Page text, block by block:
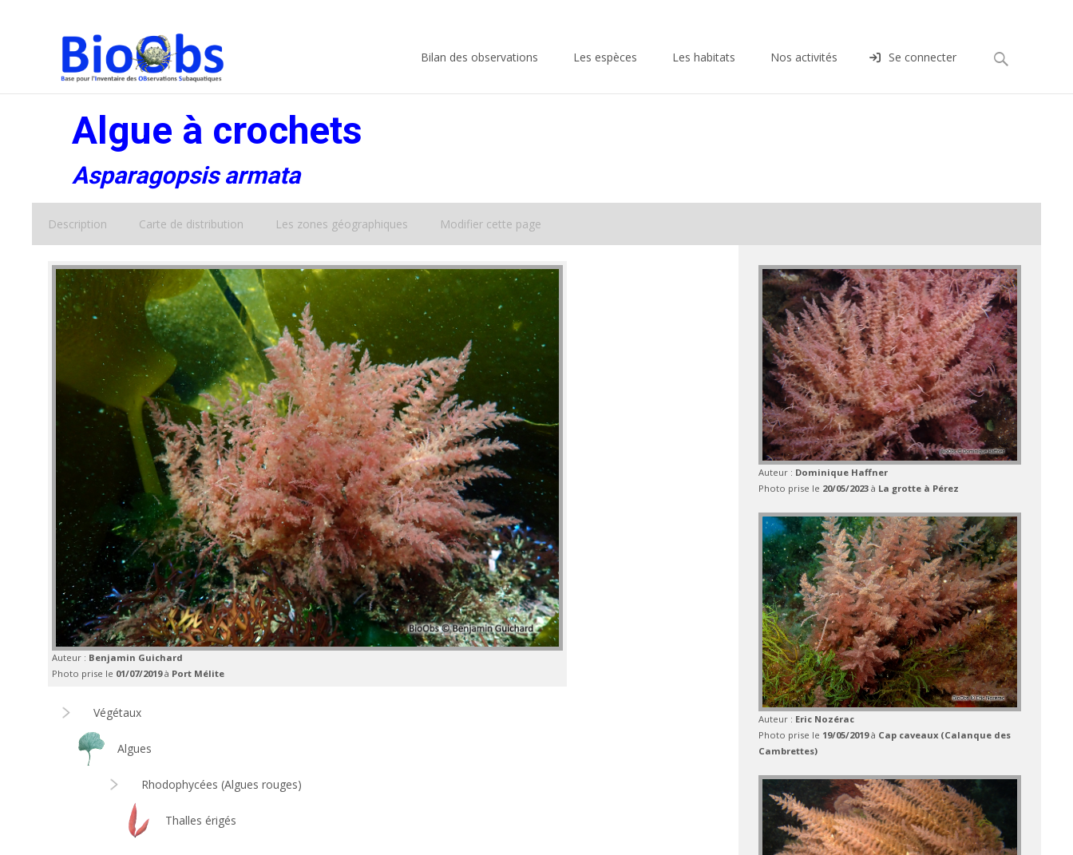
Bilan des observations Les espèces Les habitats Nos activités Se connecter Rechercher :
Algue à crochets
Asparagopsis armata
Description Carte de distribution Les zones géographiques Modifier cette page
Auteur : Benjamin Guichard
Photo prise le 01/07/2019à Port Mélite
Végétaux
Algues
Rhodophycées (Algues rouges)
Thalles érigés
Auteur : Dominique Haffner
Photo prise le 20/05/2023à La grotte à Pérez
Auteur : Eric Nozérac
Photo prise le 19/05/2019à Cap caveaux (Calanque des
Cambrettes)